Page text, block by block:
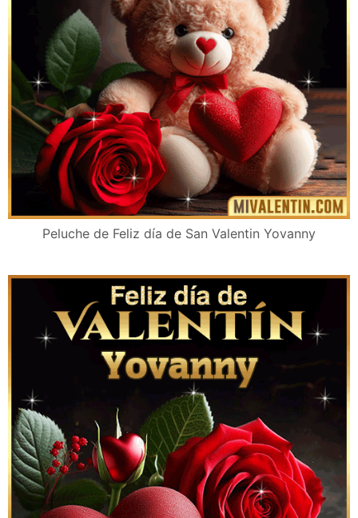
Peluche de Feliz día de San Valentin Yovanny